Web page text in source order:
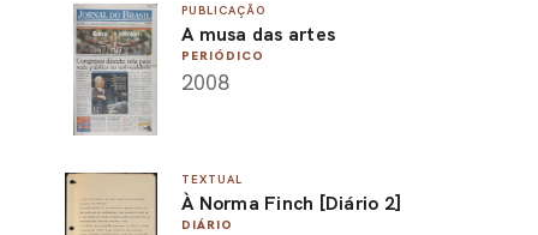
PUBLICAÇÃO
A musa das artes
PERIÓDICO
2008
TEXTUAL
À Norma Finch [Diário 2]
DIÁRIO